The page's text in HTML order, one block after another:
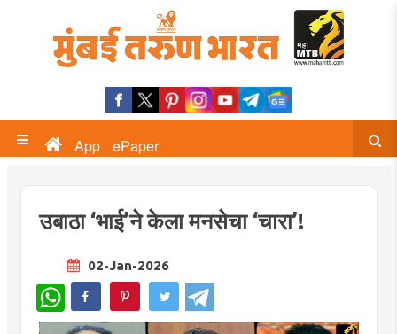
App ePaper
उबाठा ‌‘भाई‌’ने केला मनसेचा ‌‘चारा‌’!
02-Jan-2026
WhatsApp